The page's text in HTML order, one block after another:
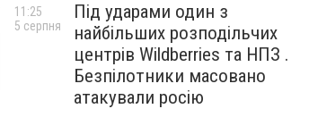
Під ударами один з
найбільших розподільчих
центрів Wildberries та НПЗ .
Безпілотники масовано
атакували росію
11:25
5 серпня